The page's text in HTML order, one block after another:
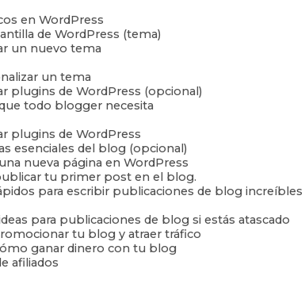
en WordPress
de WordPress (tema)
un nuevo tema
un tema
plugins de WordPress (opcional)
todo blogger necesita
plugins de WordPress
📚 #9: Crear páginas esenciales del blog (opcional)
nueva página en WordPress
tu primer post en el blog.
para escribir publicaciones de blog increíbles
para publicaciones de blog si estás atascado
Promocionar tu blog y atraer tráfico
Cómo ganar dinero con tu blog
afiliados